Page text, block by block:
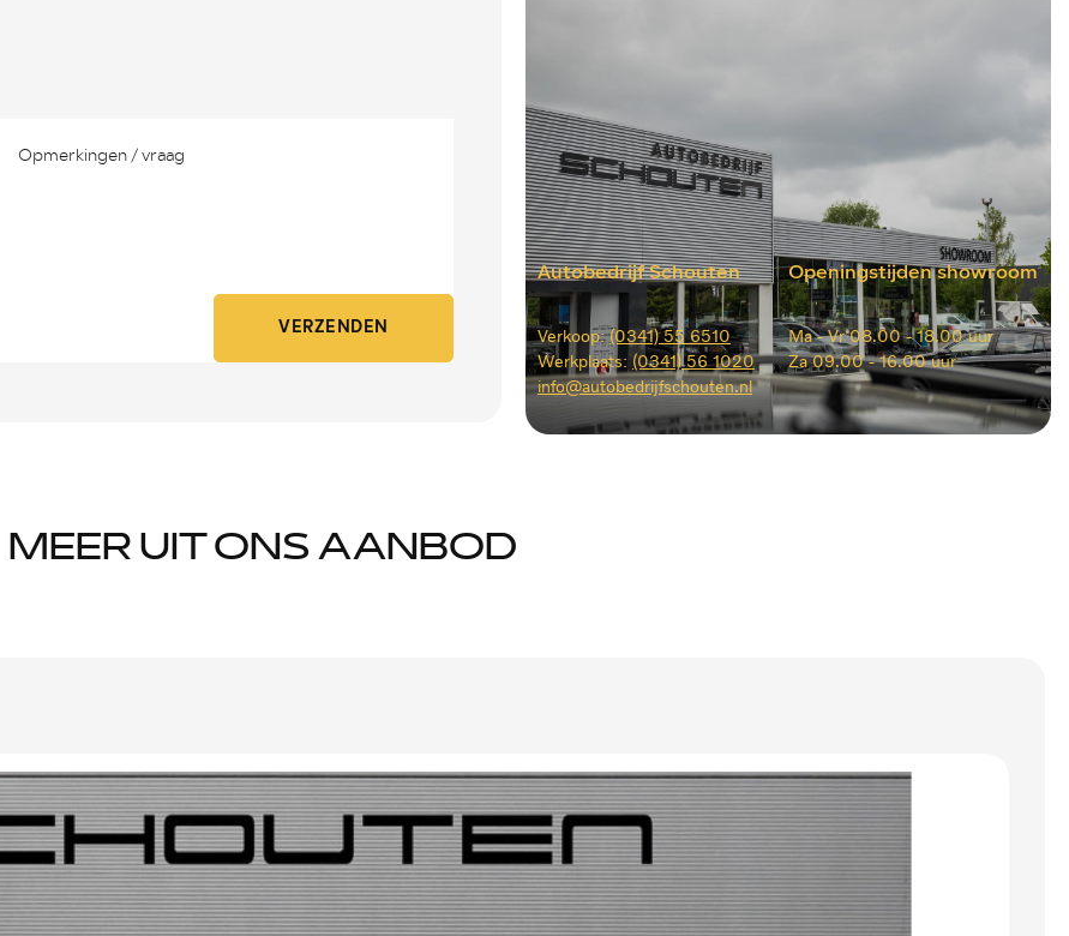
Autobedrijf Schouten
Verkoop:(0341) 55 6510
Werkplaats: (0341) 56 1020
info@autobedrijfschouten.nl
Openingstijden showroom
Ma -Vr 08.00 - 18.00 uur
Za09.00 - 16.00 uur
VERZENDEN
MEER UIT ONS AANBOD